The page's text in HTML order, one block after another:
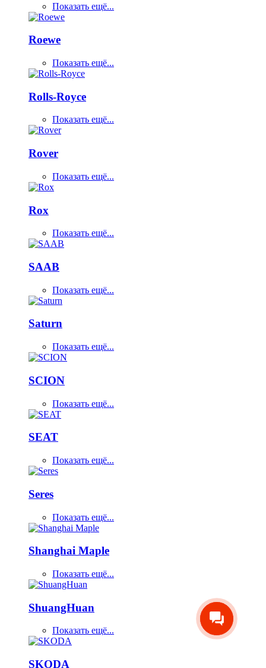
Показать ещё...
Roewe
Показать ещё...
Rolls-Royce
Показать ещё...
Rover
Показать ещё...
Rox
Показать ещё...
SAAB
Показать ещё...
Saturn
Показать ещё...
SCION
Показать ещё...
SEAT
Показать ещё...
Seres
Показать ещё...
Shanghai Maple
Показать ещё...
ShuangHuan
Показать ещё...
SKODA